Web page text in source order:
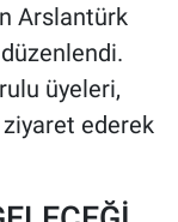
Arslantürk
üyeleri,
ederek